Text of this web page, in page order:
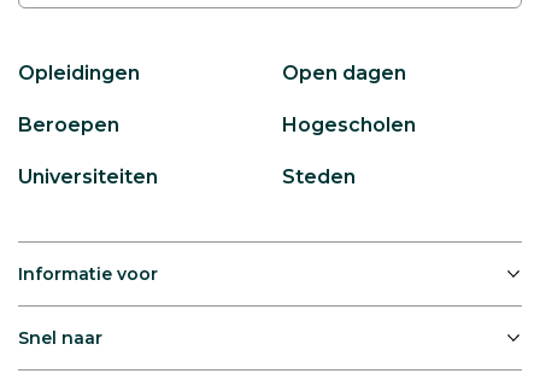
Opleidingen Open dagen
Beroepen Hogescholen
Universiteiten Steden
Informatie voor
Snel naar